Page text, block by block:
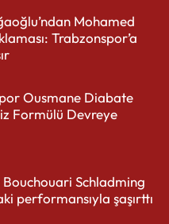
Mohamed
Trabzonspor’a
Ousmane Diabate
Formülü Devreye
Schladming
performansıyla şaşırttı